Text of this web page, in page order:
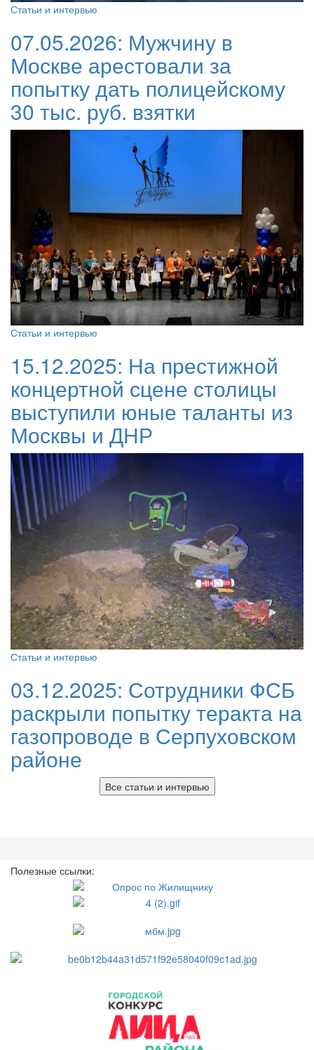
Статьи и интервью
07.05.2026: Мужчину в
Москве арестовали за
попытку дать полицейскому
30 тыс. руб. взятки
Статьи и интервью
15.12.2025: На престижной
концертной сцене столицы
выступили юные таланты из
Москвы и ДНР
Статьи и интервью
03.12.2025: Сотрудники ФСБ
раскрыли попытку теракта на
газопроводе в Серпуховском
районе
Все статьи и интервью
Полезные ссылки: